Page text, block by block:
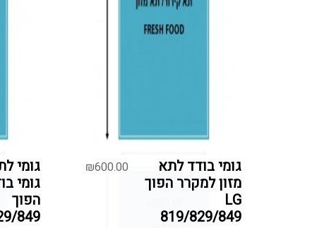
גומי בודד לתא
מזון למקרר הפוך
LG
819/829/849
₪600.00
גומי
גומי
הפוך
849